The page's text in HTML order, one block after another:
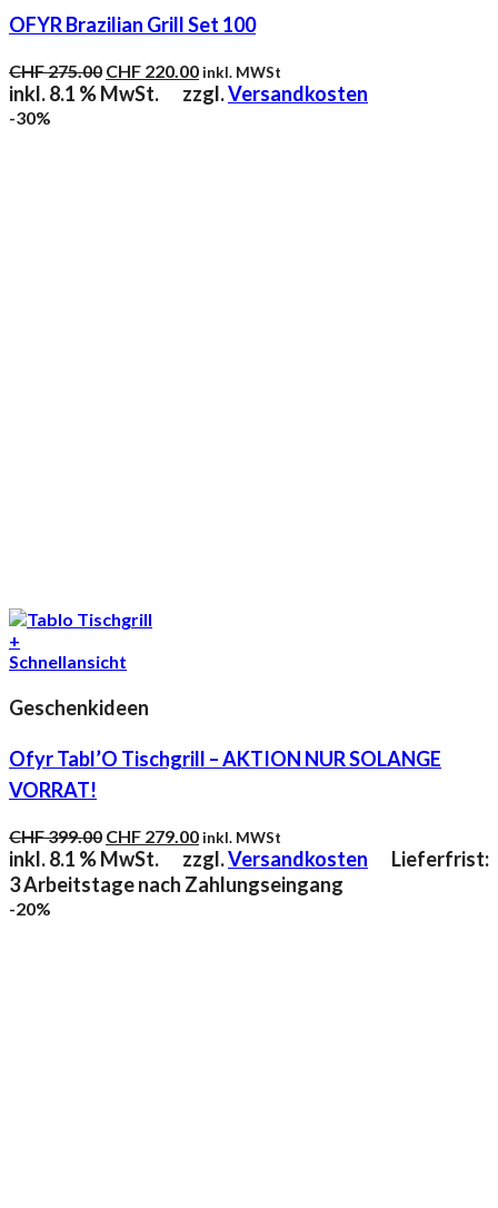
OFYR Brazilian Grill Set 100
CHF275.00 Ursprünglicher
Preis
CHF 220.00Aktueller
Preis
ist:
inkl. MWSt
inkl. 8.1 % MwSt. zzgl.Versandkosten
-30%
+
Schnellansicht
Geschenkideen
Ofyr Tabl’O Tischgrill – AKTION NUR SOLANGE
VORRAT!
CHF399.00 Ursprünglicher
Preis
war:
CHF 399.00
CHF 279.00Aktueller
Preis
ist:
CHF 279.00.
inkl. MWSt
inkl. 8.1 % MwSt. zzgl.Versandkosten
Lieferfrist:
3 Arbeitstage nach Zahlungseingang
-20%